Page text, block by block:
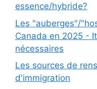
essence/hybride?
Les "auberges"/
Canada en 2025 -
nécessaires
Les sources de
d'immigration